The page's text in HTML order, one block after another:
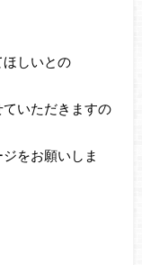
しいとの
いただきますの
をお願いしま